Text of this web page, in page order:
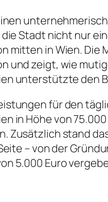
Stadt nicht nur
mitten in Wien. Die
und zeigt, wie
unterstützte den
für den
in Höhe von
Zusätzlich stand
– von der
5.000 Euro